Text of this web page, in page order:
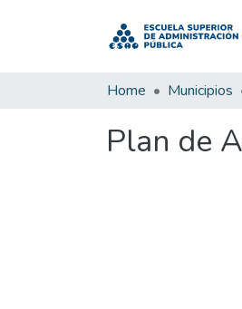
Home Municipios
Plan de